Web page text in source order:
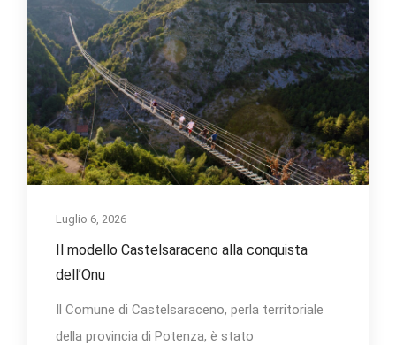
Luglio 6, 2026
Il modello Castelsaraceno alla conquista
dell’Onu
Il Comune di Castelsaraceno, perla territoriale
della provincia di Potenza, è stato